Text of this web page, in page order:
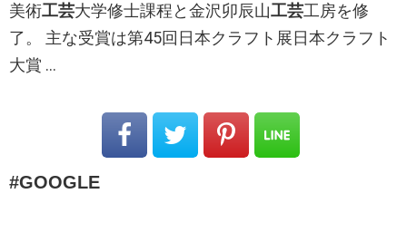
美術工芸大学修士課程と金沢卯辰山工芸工房を修
了。 主な受賞は第45回日本クラフト展日本クラフト
大賞 …
GOOGLE